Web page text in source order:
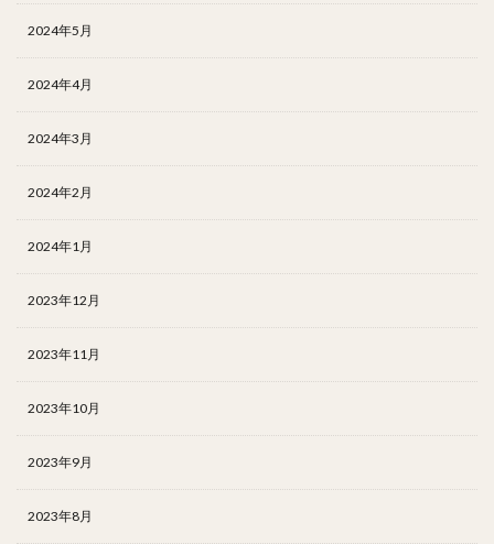
2024年5月
2024年4月
2024年3月
2024年2月
2024年1月
2023年12月
2023年11月
2023年10月
2023年9月
2023年8月